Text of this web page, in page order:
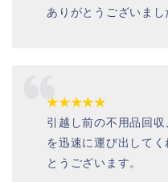
ありがとうございまし
★★★★★
引越し前の不用品回
を迅速に運び出して
とうございます。